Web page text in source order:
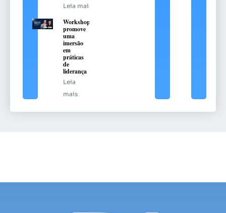
Leia mais
Workshop
promove
uma
imersão
em
práticas
de
liderança
Leia
mais